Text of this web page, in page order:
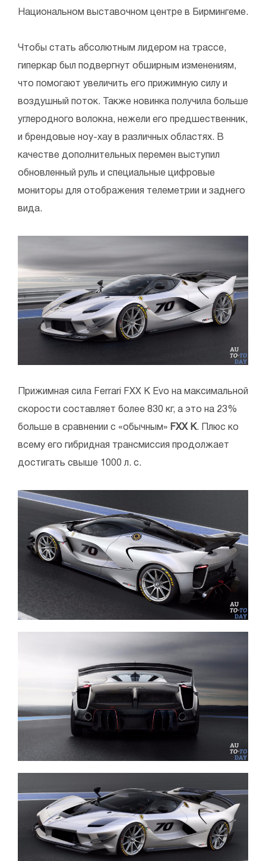
Национальном выставочном центре в Бирмингеме.
Чтобы стать абсолютным лидером на трассе,
гиперкар был подвергнут обширным изменениям,
что помогают увеличить его прижимную силу и
воздушный поток. Также новинка получила больше
углеродного волокна, нежели его предшественник,
и брендовые ноу-хау в различных областях. В
качестве дополнительных перемен выступил
обновленный руль и специальные цифровые
мониторы для отображения телеметрии и заднего
вида.
Прижимная сила Ferrari FXX K Evo на максимальной
скорости составляет более 830 кг, а это на 23%
больше в сравнении с «обычным» FXX K. Плюс ко
всему его гибридная трансмиссия продолжает
достигать свыше 1000 л. с.